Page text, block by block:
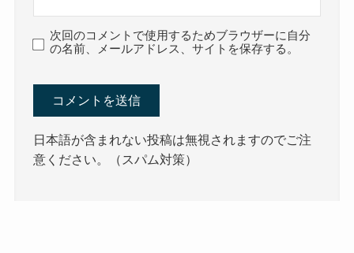
次回のコメントで使用するためブラウザーに自分
の名前、メールアドレス、サイトを保存する。
日本語が含まれない投稿は無視されますのでご注
意ください。（スパム対策）